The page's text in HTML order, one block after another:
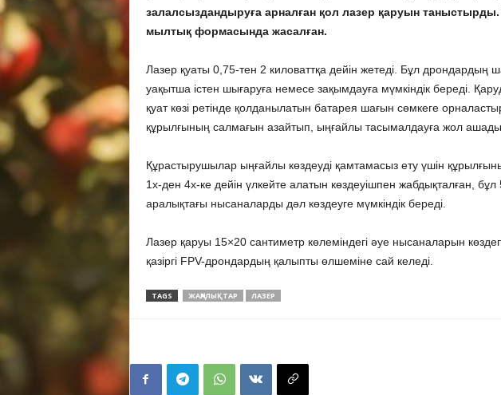
залалсыздандыруға арналған қол лазер қаруын
мылтық формасында жасалған.
Лазер қуаты 0,75-тен 2 киловаттқа дейін жетеді. Бұл дрондардың
уақытша істен шығаруға немесе зақымдауға мүмкіндік береді.
қуат көзі ретінде қолданылатын батарея шағын сөмкеге
құрылғының салмағын азайтып, ыңғайлы тасымалдауға жол ашады.
Құрастырушылар ыңғайлы көздеуді қамтамасыз ету үшін
1x-ден 4x-ке дейін үлкейте алатын көздеуішпен жабдықталған, бұл
аралықтағы нысаналарды дәл көздеуге мүмкіндік береді.
Лазер қаруы 15×20 сантиметр көлеміндегі әуе нысаналарын
қазіргі FPV-дрондардың қалыпты өлшеміне сай келеді.
TAGS ЖАҢАЛЫҚТАР ЛАЗЕР